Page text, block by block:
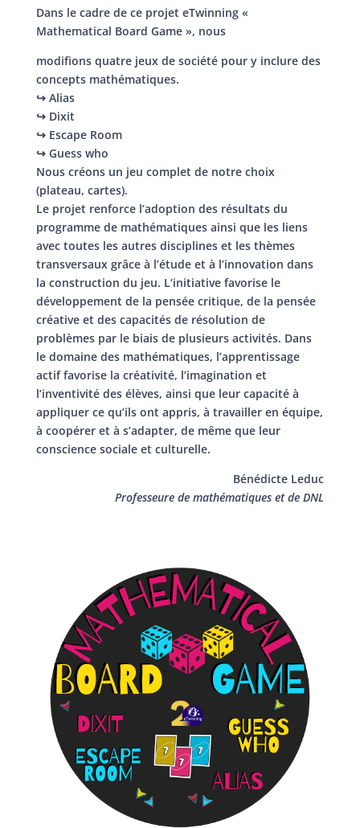
Dans le cadre de ce projet eTwinning «
Mathematical Board Game », nous
modifions quatre jeux de société pour y inclure des
concepts mathématiques.
↪ Alias
↪ Dixit
↪ Escape Room
↪ Guess who
Nous créons un jeu complet de notre choix
(plateau, cartes).
Le projet renforce l’adoption des résultats du
programme de mathématiques ainsi que les liens
avec toutes les autres disciplines et les thèmes
transversaux grâce à l’étude et à l’innovation dans
la construction du jeu. L’initiative favorise le
développement de la pensée critique, de la pensée
créative et des capacités de résolution de
problèmes par le biais de plusieurs activités. Dans
le domaine des mathématiques, l’apprentissage
actif favorise la créativité, l’imagination et
l’inventivité des élèves, ainsi que leur capacité à
appliquer ce qu’ils ont appris, à travailler en équipe,
à coopérer et à s’adapter, de même que leur
conscience sociale et culturelle.
Bénédicte Leduc
Professeure de mathématiques et de DNL